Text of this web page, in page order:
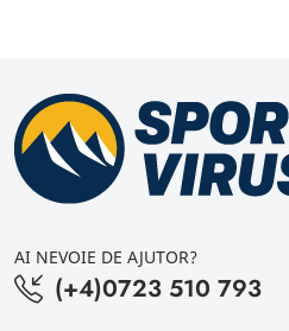
AI NEVOIE DE AJUTOR?
(+4)0723 510 793